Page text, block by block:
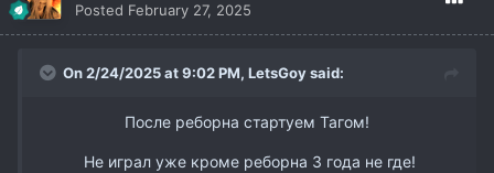
Posted February 27, 2025
On 2/24/2025 at 9:02 PM, LetsGoysaid:
После реборна стартуем Тагом!
Не играл уже кроме реборна 3 года не где!